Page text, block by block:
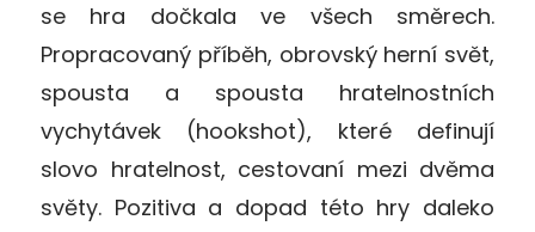
se hra dočkala ve všech směrech.
Propracovaný příběh, obrovský herní svět,
spousta a spousta hratelnostních
vychytávek (hookshot), které definují
slovo hratelnost, cestovaní mezi dvěma
světy. Pozitiva a dopad této hry daleko